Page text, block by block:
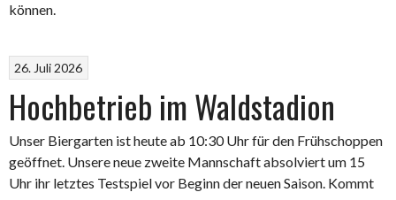
können.
26. Juli 2026
Hochbetrieb im Waldstadion
Unser Biergarten ist heute ab 10:30 Uhr für den Frühschoppen
geöffnet. Unsere neue zweite Mannschaft absolviert um 15
Uhr ihr letztes Testspiel vor Beginn der neuen Saison. Kommt